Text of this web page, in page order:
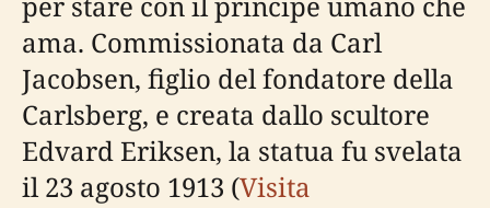
ama. Commissionata da Carl
Jacobsen, figlio del fondatore della
Carlsberg, e creata dallo scultore
Edvard Eriksen, la statua fu svelata
il 23 agosto 1913 (Visita